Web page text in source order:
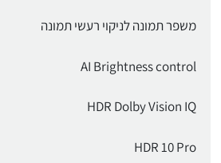
משפר תמונה לניקוי רעשי תמונה
AI Brightness control
HDR Dolby Vision IQ
HDR 10 Pro